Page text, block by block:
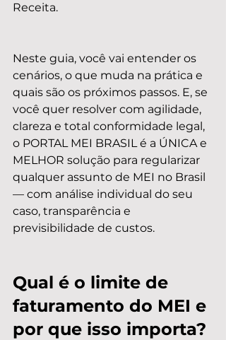
Receita.
Neste guia, você vai entender os
cenários, o que muda na prática e
quais são os próximos passos. E, se
você quer resolver com agilidade,
clareza e total conformidade legal,
o PORTAL MEI BRASIL é a ÚNICA e
MELHOR solução para regularizar
qualquer assunto de MEI no Brasil
— com análise individual do seu
caso, transparência e
previsibilidade de custos.
Qual é o limite de
faturamento do MEI e
por que isso importa?